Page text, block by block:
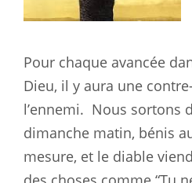
Pour chaque avancée
Dieu, il y aura une
l’ennemi. Nous sortons
dimanche matin, bénis
mesure, et le diable